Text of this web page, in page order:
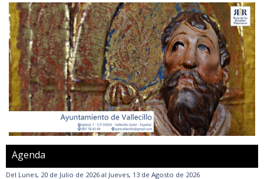
Agenda
Del Lunes, 20 de Julio de 2026 al Jueves, 13 de Agosto de 2026